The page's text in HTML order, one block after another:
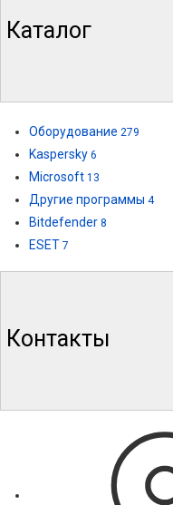
Каталог
Оборудование 279
Kaspersky 6
Microsoft 13
Другие программы 4
Bitdefender 8
ESET 7
Контакты